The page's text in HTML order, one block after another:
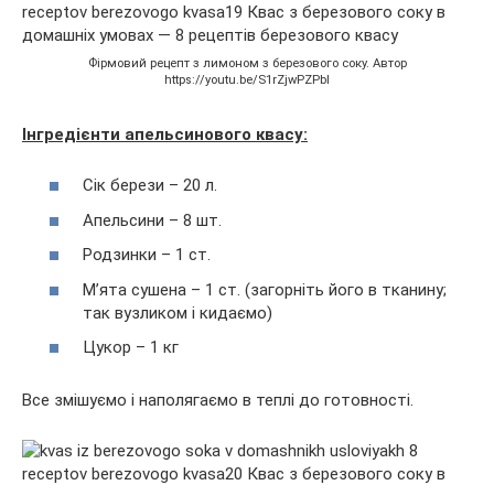
Фірмовий рецепт з лимоном з березового соку. Автор
https://youtu.be/S1rZjwPZPbI
Інгредієнти апельсинового квасу:
Сік берези – 20 л.
Апельсини – 8 шт.
Родзинки – 1 ст.
М’ята сушена – 1 ст. (загорніть його в тканину;
так вузликом і кидаємо)
Цукор – 1 кг
Все змішуємо і наполягаємо в теплі до готовності.